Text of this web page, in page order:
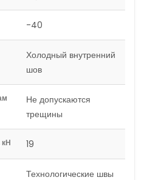
-40
Холодный внутренний
шов
Не допускаются
трещины
кН 19
Технологические швы